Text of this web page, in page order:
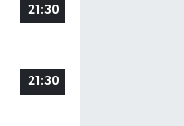
21:30
21:30